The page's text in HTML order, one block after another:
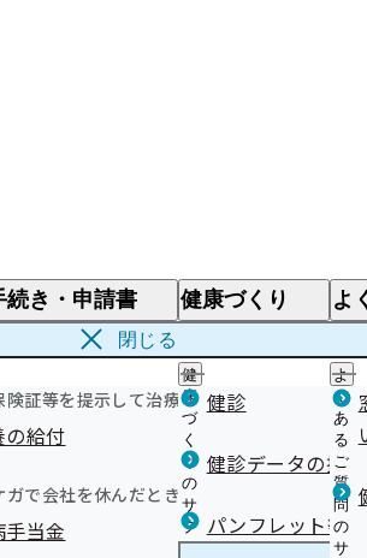
続き・申請書
手続き
険証等を提示して治療を受けるとき
の給付
ガで会社を休んだとき
当金
健康づくり
健
康
づ
く
り
の
サ
ブ
メ
健診
健診データの提供
パンフレット等（
よ
よ
く
あ
る
ご
質
問
の
サ
閉じる
からのお知らせ